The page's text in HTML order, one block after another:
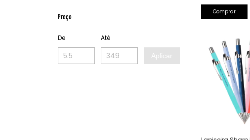
Preço
De Até
Aplicar
Comprar